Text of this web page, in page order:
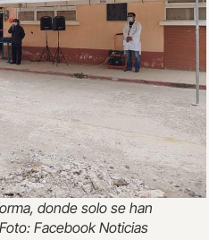
donde solo se han
Facebook Noticias